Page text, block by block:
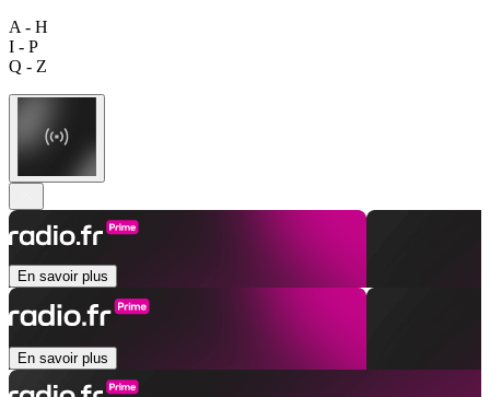
A - H
I - P
Q - Z
En savoir plus
En savoir plus